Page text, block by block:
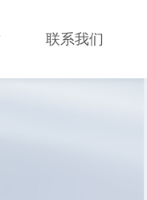
联系我们